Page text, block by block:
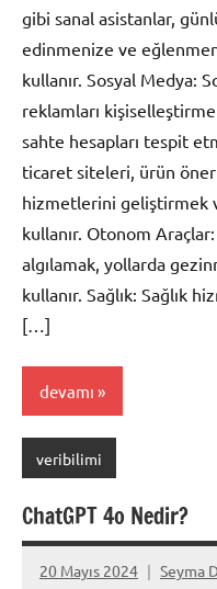
gibi sanal asistanlar,
edinmenize ve
kullanır. Sosyal Medya:
reklamları
sahte hesapları tespit
ticaret siteleri, ürün
hizmetlerini geliştirmek
kullanır. Otonom
algılamak, yollarda
kullanır. Sağlık: Sağlık
[…]
devamı
veribilimi
ChatGPT 4o Nedir?
20 Mayıs 2024 Seyma
Yorum